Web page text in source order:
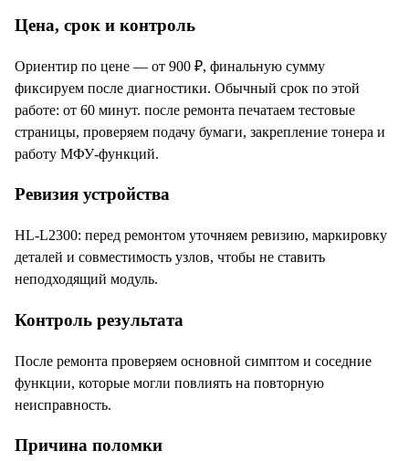
Цена, срок и контроль
Ориентир по цене — от 900 ₽, финальную сумму
фиксируем после диагностики. Обычный срок по этой
работе: от 60 минут. после ремонта печатаем тестовые
страницы, проверяем подачу бумаги, закрепление тонера и
работу МФУ-функций.
Ревизия устройства
HL-L2300: перед ремонтом уточняем ревизию, маркировку
деталей и совместимость узлов, чтобы не ставить
неподходящий модуль.
Контроль результата
После ремонта проверяем основной симптом и соседние
функции, которые могли повлиять на повторную
неисправность.
Причина поломки